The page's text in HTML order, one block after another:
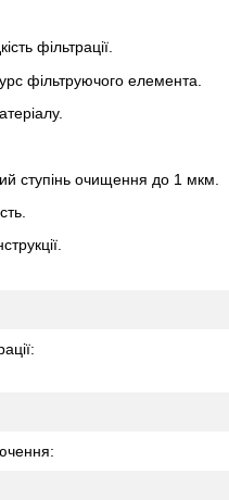
фільтрації.
фільтруючого елемента.
ступінь очищення до 1 мкм.